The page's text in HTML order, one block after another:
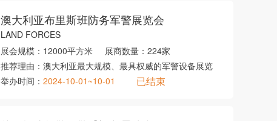
澳大利亚布里斯班防务军警展览会
LAND FORCES
展会规模： 12000平方米 展商数量： 224家
推荐理由： 澳大利亚最大规模、最具权威的军警设备展览
举办时间： 2024-10-01~10-01 已结束